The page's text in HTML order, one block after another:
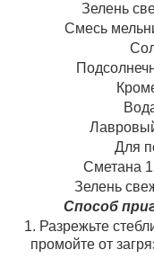
Зелень
Смесь
Для
Сметана
Зелень
Способ
1. Разрежьте
промойте от